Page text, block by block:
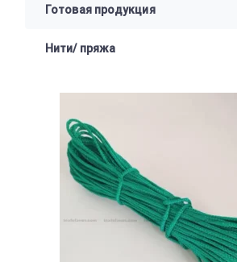
Готовая продукция
Нити/ пряжа